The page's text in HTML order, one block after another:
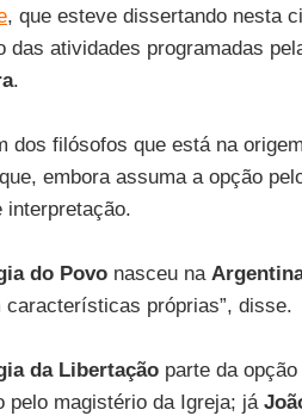
, que esteve dissertando nesta
das atividades programadas
.
dos filósofos que está na
embora assuma a opção
interpretação.
do Povonasceu na
características próprias”, disse.
da Libertaçãoparte da opção
pelo magistério da Igreja; já